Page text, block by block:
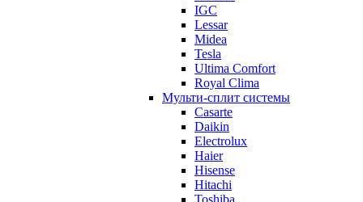
IGC
Lessar
Midea
Tesla
Ultima Comfort
Royal Clima
Мульти-сплит системы
Casarte
Daikin
Electrolux
Haier
Hisense
Hitachi